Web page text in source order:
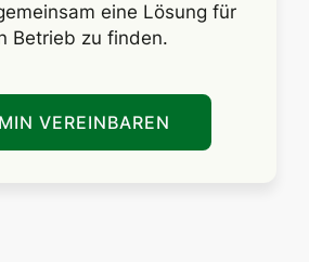
eine Lösung für
Betrieb zu finden.
VEREINBAREN